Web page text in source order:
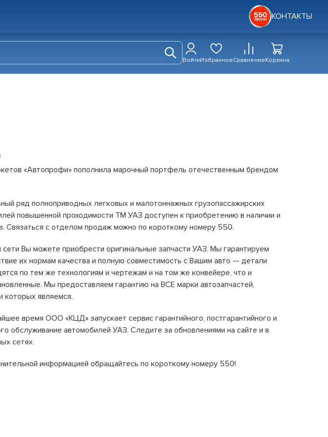
КОНТАКТЫ
ВойтиИзбранноеСравнениеКорзина
«Автопрофи» пополнила марочный портфель отечественным брендом
ряд полноприводных легковых и малотоннажных грузопассажирских
повышенной проходимости ТМ УАЗ доступен к приобретению в наличии и
Связаться с отделом продаж можно по короткому номеру 550.
сети Вы можете приобрести оригинальные запчасти УАЗ. Мы гарантируем
их нормам качества и полную совместимость с Вашим авто — детали
по тем же технологиям и чертежам и на том же конвейере, что и
Мы предоставляем гарантию на ВСЕ марки автозапчастей,
которых являемся.
время ООО «КЦД» запускает сервис гарантийного, постгарантийного и
обслуживание автомобилей УАЗ. Следите за обновлениями на сайте и в
сетях.
информацией обращайтесь по короткому номеру 550!